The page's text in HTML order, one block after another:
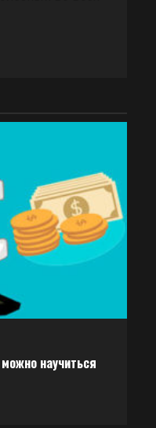
научиться